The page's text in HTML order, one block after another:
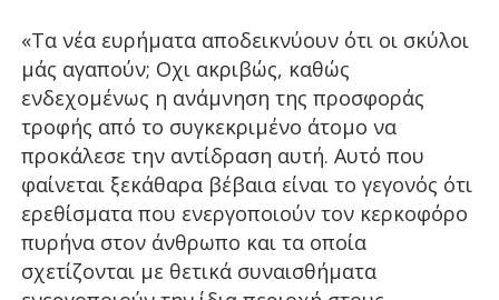
«Τα νέα ευρήματα αποδεικνύουν ότι οι σκύλοι
μάς αγαπούν; Οχι ακριβώς, καθώς
ενδεχομένως η ανάμνηση της προσφοράς
τροφής από το συγκεκριμένο άτομο να
προκάλεσε την αντίδραση αυτή. Αυτό που
φαίνεται ξεκάθαρα βέβαια είναι το γεγονός ότι
ερεθίσματα που ενεργοποιούν τον κερκοφόρο
πυρήνα στον άνθρωπο και τα οποία
σχετίζονται με θετικά συναισθήματα